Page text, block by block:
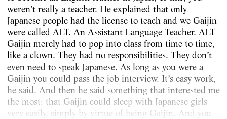
weren’t really a teacher. He explained that only
Japanese people had the license to teach and we Gaijin
were called ALT. An Assistant Language Teacher. ALT
Gaijin merely had to pop into class from time to time,
like a clown. They had no responsibilities. They don’t
even need to speak Japanese. As long as you were a
Gaijin you could pass the job interview. It’s easy work,
he said. And then he said something that interested me
the most: that Gaijin could sleep with Japanese girls
very easily, simply by virtue of being Gaijin. And you